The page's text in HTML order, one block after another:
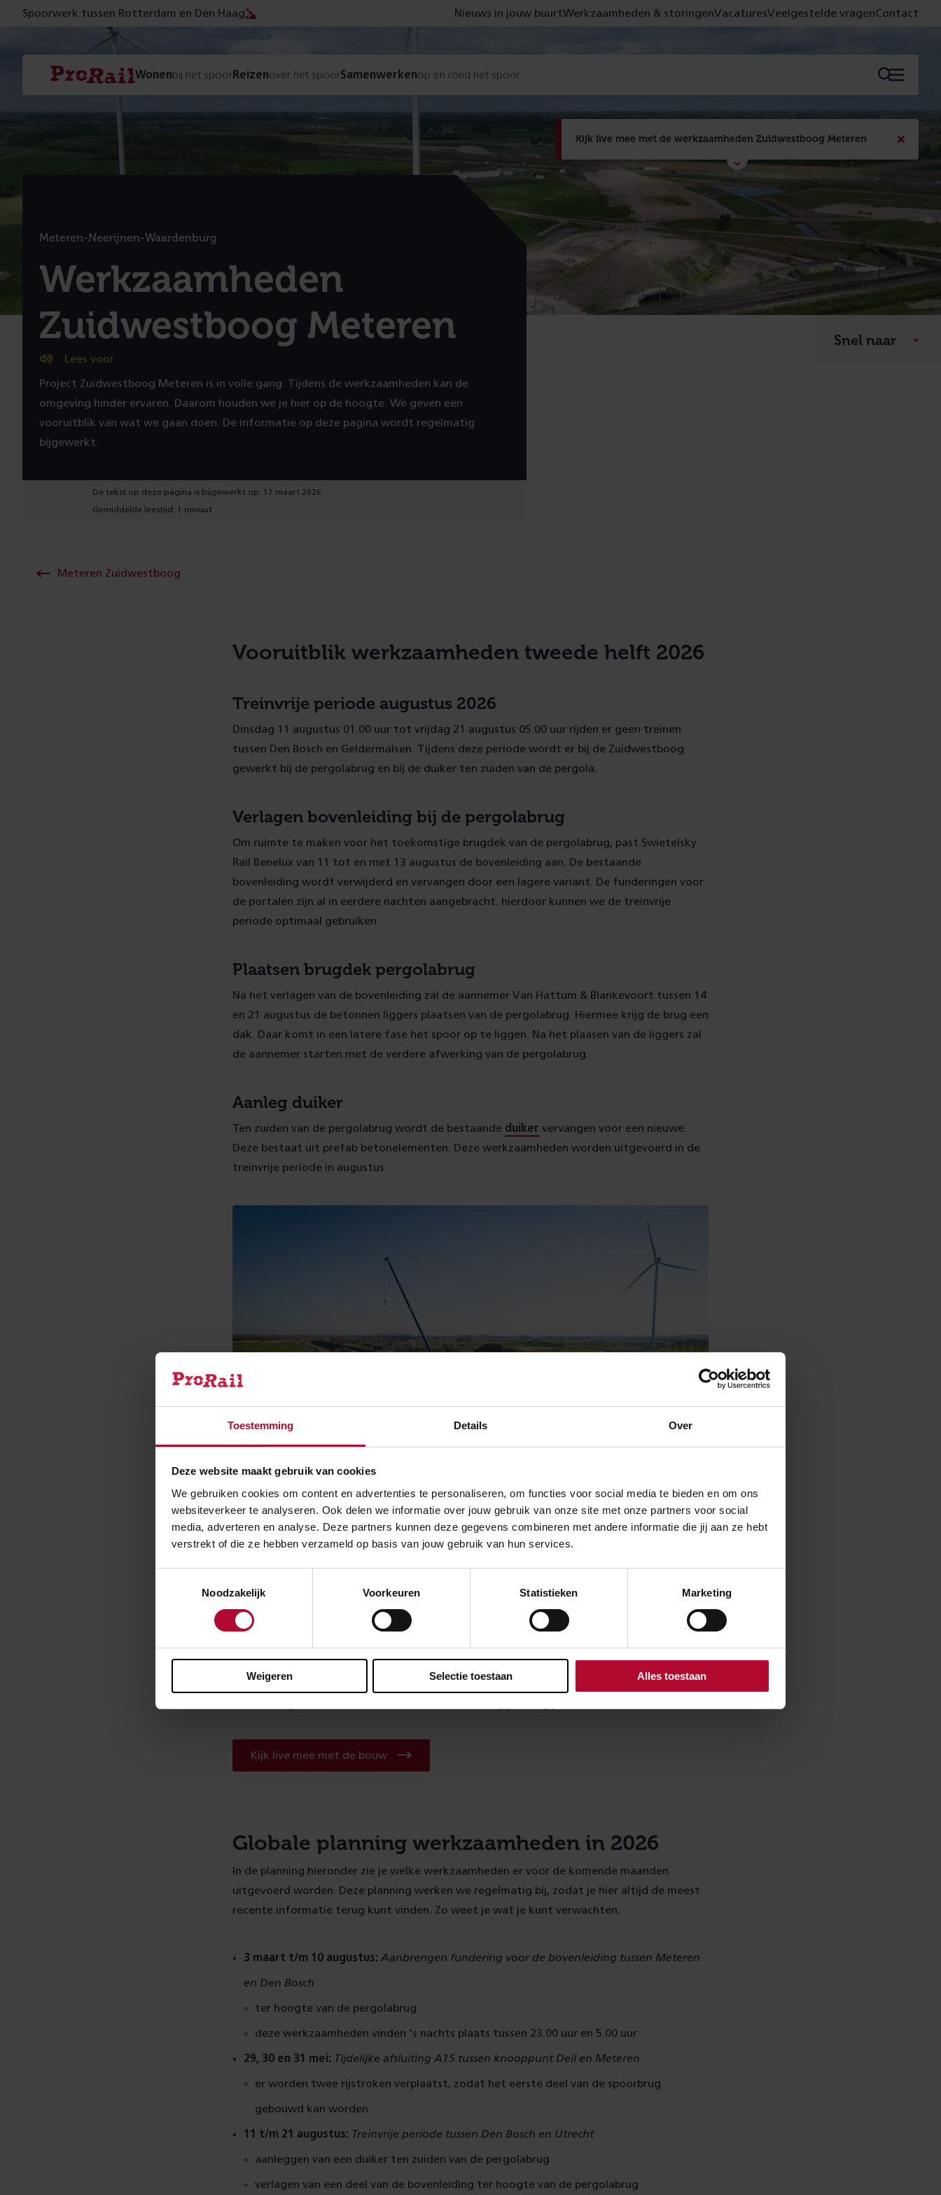
Toestemming Details Over
Deze website maakt gebruik van cookies
We gebruiken cookies om content en advertenties te personaliseren, om functies voor social media te bieden en om ons
websiteverkeer te analyseren. Ook delen we informatie over jouw gebruik van onze site met onze partners voor social
media, adverteren en analyse. Deze partners kunnen deze gegevens combineren met andere informatie die jij aan ze hebt
verstrekt of die ze hebben verzameld op basis van jouw gebruik van hun services.
Noodzakelijk
Voorkeuren Statistieken Marketing
Weigeren Selectie toestaan Alles toestaan
Kijk live mee met de werkzaamheden Zuidwestboog Meteren
De bouw van de spoorbruggen is in volle gang. Volg de
werkzaamheden live via de webcams op de bouwplaats.
Kijk live mee
Spoorwerk tussen Rotterdam en Den Haag Nieuws in jouw buurtWerkzaamheden & storingenVacaturesVeelgestelde vragenContact
Navigatie
Homepage
ProRail
Wonenbij het spoorReizenover het spoorSamenwerkenop en rond het spoor Menu
Meteren-Neerijnen-Waardenburg
:
Werkzaamheden
Zuidwestboog Meteren
Lees voor
Project Zuidwestboog Meteren is in volle gang. Tijdens de werkzaamheden kan de
omgeving hinder ervaren. Daarom houden we je hier op de hoogte. We geven een
vooruitblik van wat we gaan doen. De informatie op deze pagina wordt regelmatig
bijgewerkt.
De tekst op deze pagina is bijgewerkt op: 17 maart 2026.
Gemiddelde leestijd: 1 minuut
Snel naar
Meteren Zuidwestboog
Vooruitblik werkzaamheden tweede helft 2026
Treinvrije periode augustus 2026
Dinsdag 11 augustus 01.00 uur tot vrijdag 21 augustus 05.00 uur rijden er geen treinen
tussen Den Bosch en Geldermalsen. Tijdens deze periode wordt er bij de Zuidwestboog
gewerkt bij de pergolabrug en bij de duiker ten zuiden van de pergola.
Verlagen bovenleiding bij de pergolabrug
Om ruimte te maken voor het toekomstige brugdek van de pergolabrug, past Swietelsky
Rail Benelux van 11 tot en met 13 augustus de bovenleiding aan. De bestaande
bovenleiding wordt verwijderd en vervangen door een lagere variant. De funderingen voor
de portalen zijn al in eerdere nachten aangebracht. hierdoor kunnen we de treinvrije
periode optimaal gebruiken.
Plaatsen brugdek pergolabrug
Na het verlagen van de bovenleiding zal de aannemer Van Hattum & Blankevoort tussen 14
en 21 augustus de betonnen liggers plaatsen van de pergolabrug. Hiermee krijg de brug een
dak. Daar komt in een latere fase het spoor op te liggen. Na het plaasen van de liggers zal
de aannemer starten met de verdere afwerking van de pergolabrug.
Aanleg duiker
Ten zuiden van de pergolabrug wordt de bestaande duiker vervangen voor een nieuwe.
Deze bestaat uit prefab betonelementen. Deze werkzaamheden worden uitgevoerd in de
treinvrije periode in augustus.
werkzaamheden zuidwestboog Meteren
Update bouw spoorbruggen ter hoogte van de
A15 en Betuweroute
Ook aan deze twee spoorbruggen wordt door de aannemer de komende periode hard
gewerkt. De bouw van heet eerste deel van deze bruggen duurt tot en met april 2027.
Kijk live mee met de bouwNaar
Globale planning werkzaamheden in 2026
In de planning hieronder zie je welke werkzaamheden er voor de komende maanden
uitgevoerd worden. Deze planning werken we regelmatig bij, zodat je hier altijd de meest
recente informatie terug kunt vinden. Zo weet je wat je kunt verwachten.
3 maart t/m 10 augustus: Aanbrengen fundering voor de bovenleiding tussen Meteren
en Den Bosch
ter hoogte van de pergolabrug
deze werkzaamheden vinden 's nachts plaats tussen 23.00 uur en 5.00 uur
29, 30 en 31 mei: Tijdelijke afsluiting A15 tussen knooppunt Deil en Meteren
er worden twee rijstroken verplaatst, zodat het eerste deel van de spoorbrug
gebouwd kan worden.
11 t/m 21 augustus: Treinvrije periode tussen Den Bosch en Utrecht
aanleggen van een duiker ten zuiden van de pergolabrug
verlagen van een deel van de bovenleiding ter hoogte van de pergolabrug